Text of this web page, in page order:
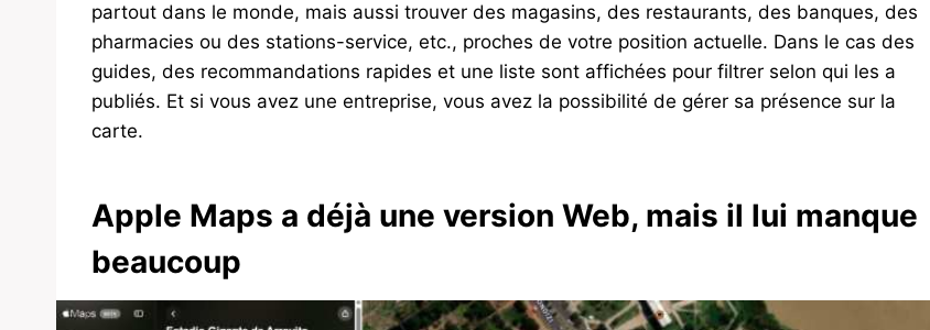
partout dans le monde, mais aussi trouver des magasins, des restaurants, des banques, des
pharmacies ou des stations-service, etc., proches de votre position actuelle. Dans le cas des
guides, des recommandations rapides et une liste sont affichées pour filtrer selon qui les a
publiés. Et si vous avez une entreprise, vous avez la possibilité de gérer sa présence sur la
carte.
Apple Maps a déjà une version Web, mais il lui manque
beaucoup